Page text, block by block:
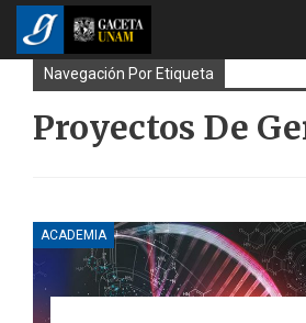
Navegación Por Etiqueta
Proyectos De
ACADEMIA